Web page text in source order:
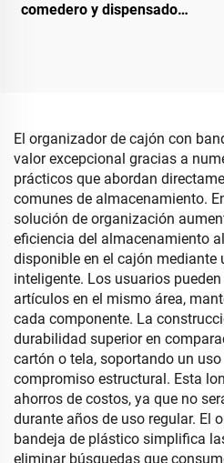
comedero y dispensador
plástico
El organizador de cajón con
valor excepcional gracias a
prácticos que abordan
comunes de almacenamiento.
solución de organización
eficiencia del almacenamiento
disponible en el cajón
inteligente. Los usuarios
artículos en el mismo área,
cada componente. La
durabilidad superior en
cartón o tela, soportando un
compromiso estructural. Esta
ahorros de costos, ya que no
durante años de uso regular. El
bandeja de plástico simplifica
eliminar búsquedas que